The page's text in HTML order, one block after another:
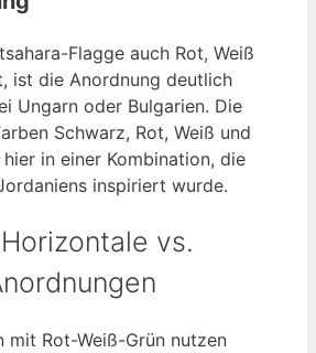
Flagge auch Rot, Weiß
ist die Anordnung deutlich
Ungarn oder Bulgarien. Die
Schwarz, Rot, Weiß und
hier in einer Kombination, die
inspiriert wurde.
vs.
mit Rot-Weiß-Grün nutzen